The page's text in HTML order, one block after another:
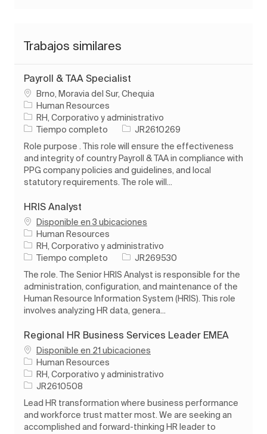
Trabajos similares
Payroll & TAA Specialist
Ubicación
Brno, Moravia del Sur, Chequia
Human Resources
Categoría
RH, Corporativo y administrativo
Tipo de trabajo
Tiempo completo ID de trabajo
JR2610269
Role purpose . This role will ensure the effectiveness
and integrity of country Payroll & TAA in compliance with
PPG company policies and guidelines, and local
statutory requirements. The role will...
HRIS Analyst
Disponible en 3 ubicaciones
Human Resources
Categoría
RH, Corporativo y administrativo
Tipo de trabajo
Tiempo completo ID de trabajo
JR269530
The role. The Senior HRIS Analyst is responsible for the
administration, configuration, and maintenance of the
Human Resource Information System (HRIS). This role
involves analyzing HR data, genera...
Regional HR Business Services Leader EMEA
Disponible en 21 ubicaciones
Human Resources
Categoría
RH, Corporativo y administrativo
ID de trabajo
JR2610508
Lead HR transformation where business performance
and workforce trust matter most. We are seeking an
accomplished and forward-thinking HR leader to